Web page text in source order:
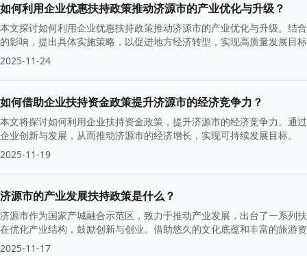
如何利用企业优惠扶持政策推动济源市的产业优化与升级？
本文探讨如何利用企业优惠扶持政策推动济源市的产业优化与升级。结
的影响，提出具体实施策略，以促进地方经济转型，实现高质量发展目
2025-11-24
如何借助企业扶持资金政策提升济源市的经济竞争力？
本文将探讨如何利用企业扶持资金政策，提升济源市的经济竞争力。通
企业创新与发展，从而推动济源市的经济增长，实现可持续发展目标。
2025-11-19
济源市的产业发展扶持政策是什么？
济源市作为国家产城融合示范区，致力于推动产业发展，出台了一系列
在优化产业结构，鼓励创新与创业。借助悠久的文化底蕴和丰富的旅游
量增长。
2025-11-17